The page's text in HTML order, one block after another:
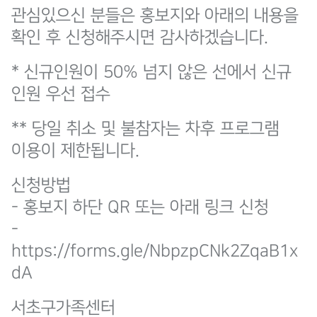
관심있으신 분들은 홍보지와 아래의 내용을
확인 후 신청해주시면 감사하겠습니다.
* 신규인원이 50% 넘지 않은 선에서 신규
인원 우선 접수
** 당일 취소 및 불참자는 차후 프로그램
이용이 제한됩니다.
신청방법
- 홍보지 하단 QR 또는 아래 링크 신청
-
https://forms.gle/NbpzpCNk2ZqaB1x
dA
서초구가족센터